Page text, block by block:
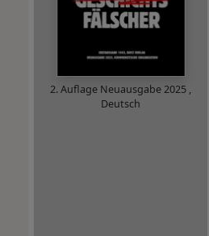
2. Auflage Neuausgabe2025 ,
Deutsch